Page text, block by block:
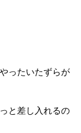
ったいたずらが
と差し入れるの